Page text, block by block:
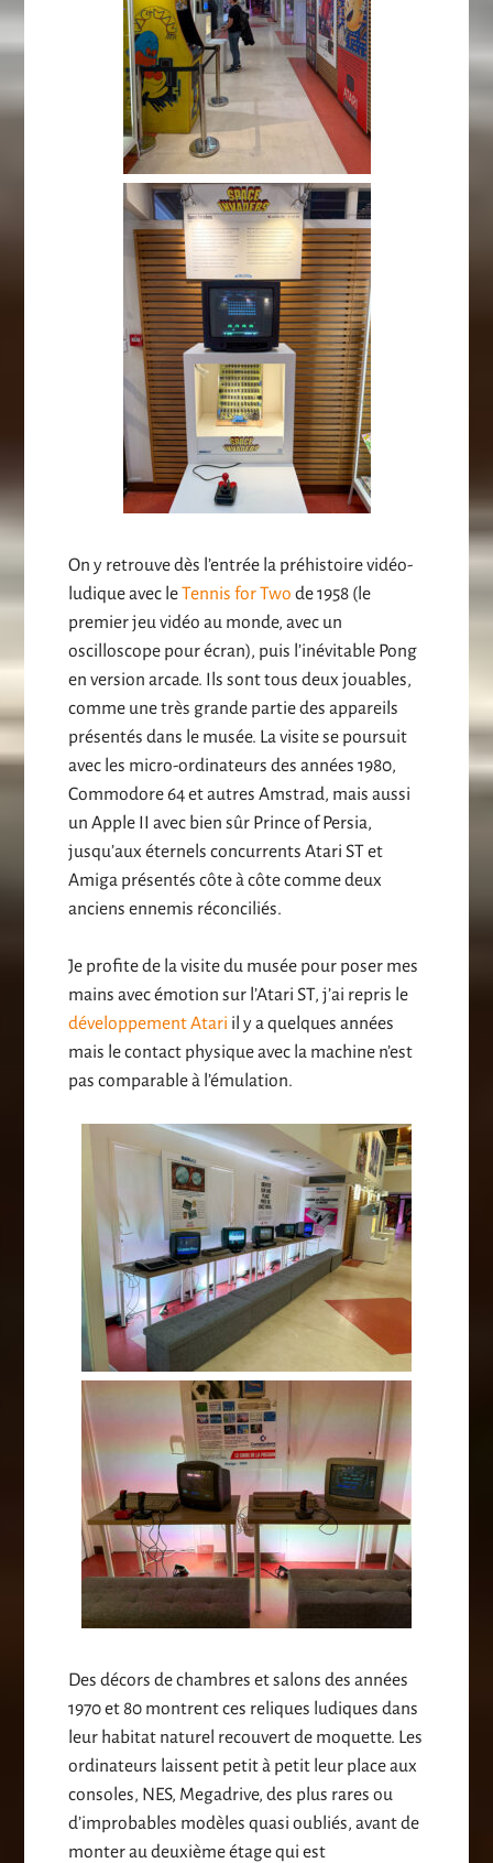
On y retrouve dès l’entrée la préhistoire vidéo-
ludique avec leTennis for Two de 1958 (le
premier jeu vidéo au monde, avec un
oscilloscope pour écran), puis l’inévitable Pong
en version arcade. Ils sont tous deux jouables,
comme une très grande partie des appareils
présentés dans le musée. La visite se poursuit
avec les micro-ordinateurs des années 1980,
Commodore 64 et autres Amstrad, mais aussi
un Apple II avec bien sûr Prince of Persia,
jusqu’aux éternels concurrents Atari ST et
Amiga présentés côte à côte comme deux
anciens ennemis réconciliés.
Je profite de la visite du musée pour poser mes
mains avec émotion sur l’Atari ST, j’ai repris le
développement Atari il y a quelques années
mais le contact physique avec la machine n’est
pas comparable à l’émulation.
Des décors de chambres et salons des années
1970 et 80 montrent ces reliques ludiques dans
leur habitat naturel recouvert de moquette. Les
ordinateurs laissent petit à petit leur place aux
consoles, NES, Megadrive, des plus rares ou
d’improbables modèles quasi oubliés, avant de
monter au deuxième étage qui est